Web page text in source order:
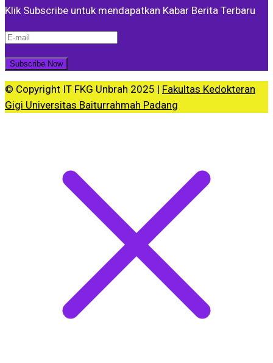
Klik Subscribe untuk mendapatkan Kabar Berita Terbaru
© Copyright IT FKG Unbrah 2025 | Fakultas Kedokteran
Gigi Universitas Baiturrahmah Padang